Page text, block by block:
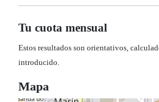
Tu cuota mensual
Estos resultados son orientativos,
introducido.
Mapa